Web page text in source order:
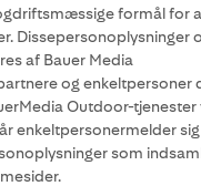
formål for
Dissepersonoplysninger
af Bauer Media
og enkeltpersoner
Outdoor-tjenester
enkeltpersonermelder
som